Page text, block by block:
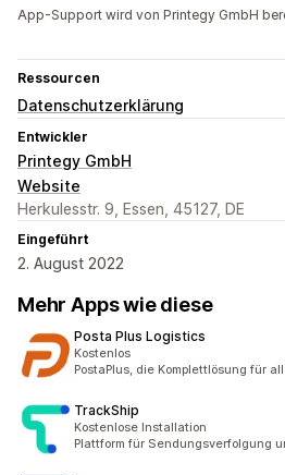
App-Support wird von Printegy GmbH
Ressourcen
Datenschutzerklärung
Entwickler
Printegy GmbH
Website
Herkulesstr. 9, Essen, 45127, DE
Eingeführt
2. August 2022
Mehr Apps wie diese
Posta Plus Logistics
Kostenlos
PostaPlus, die Komplettlösung für
TrackShip
Kostenlose Installation
Plattform für Sendungsverfolgung